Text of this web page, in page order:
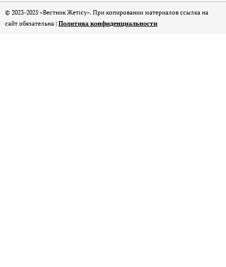
© 2023-2025 «Вестник Жетісу». При копировании материалов ссылка на
сайт обязательна | Политика конфиденциальности